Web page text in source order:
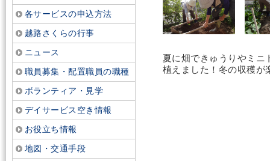
夏に畑できゅうりやミニ
植えました！冬の収穫が
各サービスの申込方法
越路さくらの行事
ニュース
職員募集・配置職員の職種
ボランティア・見学
デイサービス空き情報
お役立ち情報
地図・交通手段